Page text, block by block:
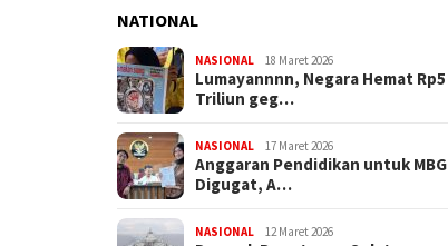
NATIONAL
NASIONAL 18 Maret 2026
Lumayannnn, Negara Hemat Rp5
Triliun geg…
NASIONAL 17 Maret 2026
Anggaran Pendidikan untuk MBG
Digugat, A…
NASIONAL 12 Maret 2026